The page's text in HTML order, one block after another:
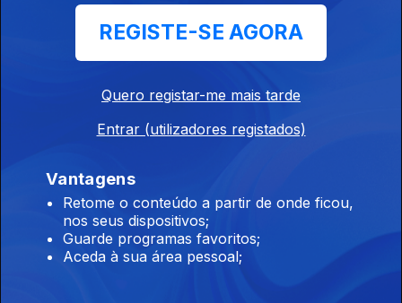
Jerónimo
Ep. 32
16 ago. 2023
REGISTE-SE AGORA
Quero registar-me mais tarde
Entrar (utilizadores registados)
Vantagens
Retome o conteúdo a partir de onde ficou,
nos seus dispositivos;
Guarde programas favoritos;
Aceda à sua área pessoal;